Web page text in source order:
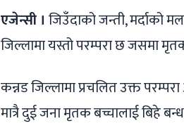
एजेन्सी । जिउँदाको जन्ती, मर्दाको
जिल्लामा यस्तो परम्परा छ जसमा
कन्नड जिल्लामा प्रचलित उक्त
मात्रै दुई जना मृतक बच्चालाई बिहे